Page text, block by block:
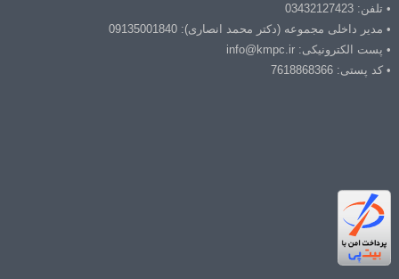
• تلفن: 03432127423
• مدیر داخلی مجموعه (دکتر محمد انصاری): 09135001840
• پست الکترونیکی: info@kmpc.ir
• کد پستی: 7618868366